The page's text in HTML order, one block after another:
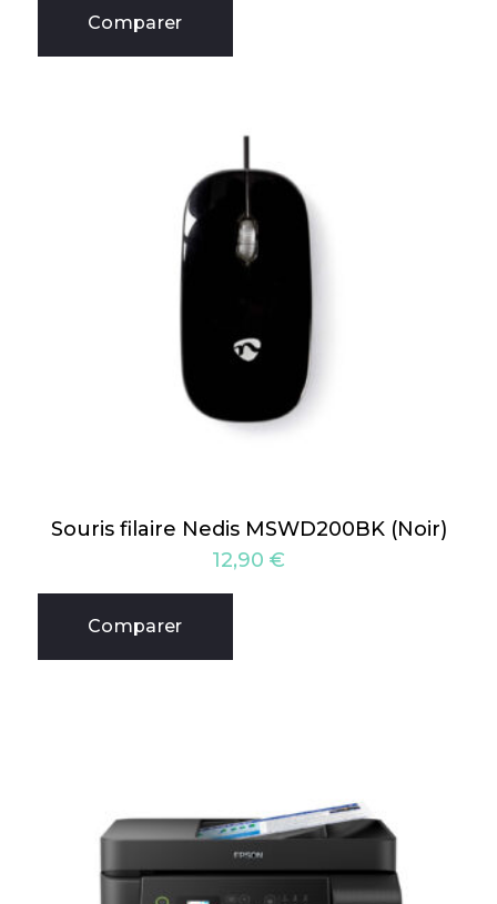
Comparer
Souris filaire Nedis MSWD200BK (Noir)
12,90 €
Comparer